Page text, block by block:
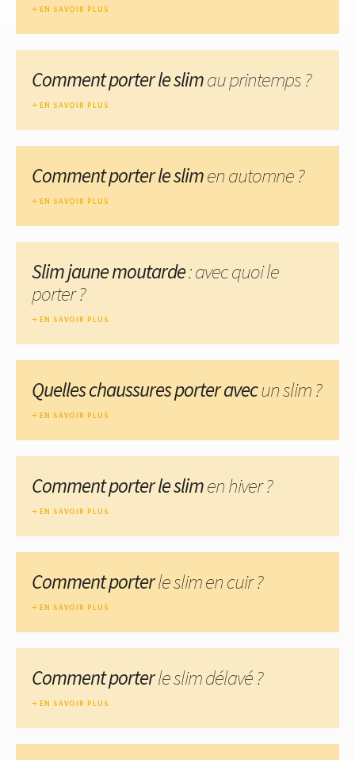
EN SAVOIR PLUS
Comment porter le slimau printemps ?
EN SAVOIR PLUS
Comment porter le slimen automne ?
EN SAVOIR PLUS
Slim jaune moutarde: avec quoi le
porter ?
EN SAVOIR PLUS
Quelles chaussures porter avecun slim ?
EN SAVOIR PLUS
Comment porter le slimen hiver ?
EN SAVOIR PLUS
Comment porterle slim en cuir ?
EN SAVOIR PLUS
Comment porterle slim délavé ?
EN SAVOIR PLUS